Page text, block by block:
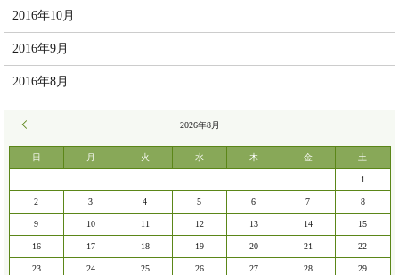
2016年10月
2016年9月
2016年8月
2026年8月
日 月 火 水 木 金 土
1
2 3 4 5 6 7 8
9 10 11 12 13 14 15
16 17 18 19 20 21 22
23 24 25 26 27 28 29